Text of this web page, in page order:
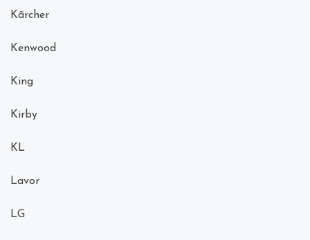
Kãrcher
Kenwood
King
Kirby
KL
Lavor
LG